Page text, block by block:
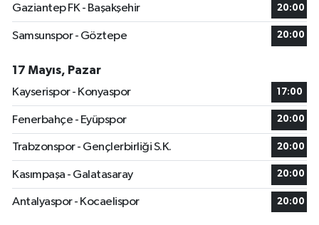
Gaziantep FK - Başakşehir 20:00
Samsunspor - Göztepe 20:00
17 Mayıs, Pazar
Kayserispor - Konyaspor
17:00
Fenerbahçe - Eyüpspor 20:00
Trabzonspor - Gençlerbirliği S.K. 20:00
Kasımpaşa - Galatasaray 20:00
Antalyaspor - Kocaelispor 20:00